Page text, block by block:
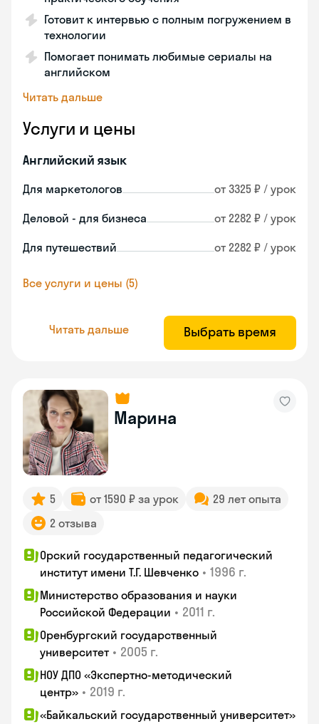
Готовит к интервью с полным погружением в
технологии
Помогает понимать любимые сериалы на
английском
Читать дальше
Услуги и цены
Английский язык
Для маркетологов от 3325 ₽ / урок
Деловой - для бизнеса от 2282 ₽ / урок
Для путешествий от 2282 ₽ / урок
Все услуги и цены (5)
Читать дальше Выбрать время
Марина
5 от 1590 ₽ за урок
29 лет опыта
2 отзыва
Орский государственный педагогический
институт имени Т.Г. Шевченко • 1996 г.
Министерство образования и науки
Российской Федерации • 2011 г.
Оренбургский государственный
университет • 2005 г.
НОУ ДПО «Экспертно-методический
центр» • 2019 г.
«Байкальский государственный университет»